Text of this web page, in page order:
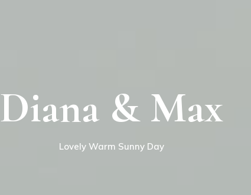
Diana & Max
Lovely Warm Sunny Day